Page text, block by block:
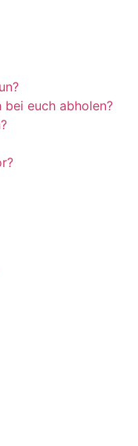
bei euch abholen?